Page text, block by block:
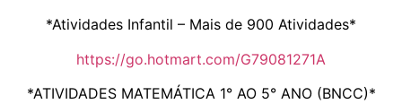
*Atividades Infantil – Mais de 900 Atividades*
https://go.hotmart.com/G79081271A
*ATIVIDADES MATEMÁTICA 1° AO 5° ANO (BNCC)*